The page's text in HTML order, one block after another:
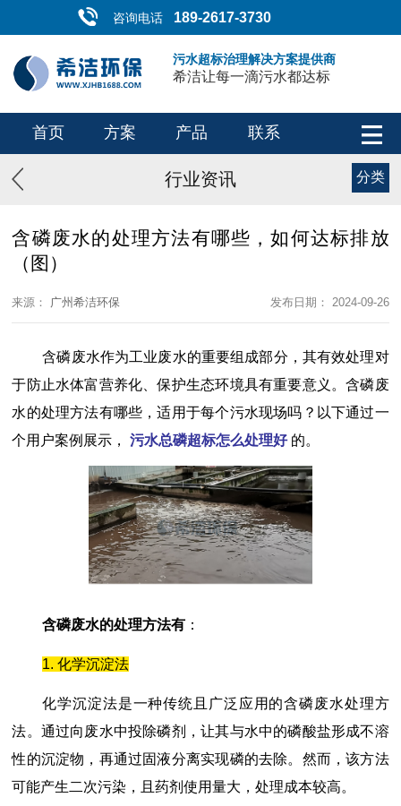
咨询电话 189-2617-3730
污水超标治理解决方案提供商
希洁让每一滴污水都达标
首页 方案 产品 联系
行业资讯 分类
含磷废水的处理方法有哪些，如何达标排放
（图）
来源： 广州希洁环保 发布日期： 2024-09-26
含磷废水作为工业废水的重要组成部分，其有效处理对
于防止水体富营养化、保护生态环境具有重要意义。含磷废
水的处理方法有哪些，适用于每个污水现场吗？以下通过一
个用户案例展示，污水总磷超标怎么处理好 的。
含磷废水的处理方法有 ：
1. 化学沉淀法
化学沉淀法是一种传统且广泛应用的含磷废水处理方
法。通过向废水中投除磷剂，让其与水中的磷酸盐形成不溶
性的沉淀物，再通过固液分离实现磷的去除。然而，该方法
可能产生二次污染，且药剂使用量大，处理成本较高。